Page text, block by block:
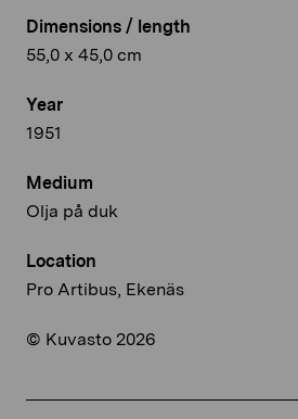
Dimensions / length
55,0 x 45,0 cm
Year
1951
Medium
Olja på duk
Location
Pro Artibus, Ekenäs
© Kuvasto 2026